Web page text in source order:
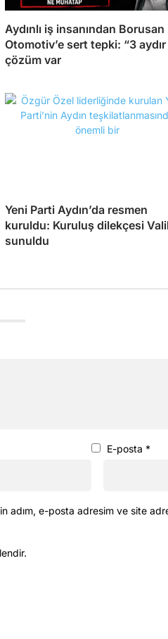
Aydınlı iş insanından Borusan
Otomotiv’e sert tepki: “3
çözüm var
Yeni Parti Aydın’da resmen
kuruldu: Kuruluş dilekçesi
sunuldu
E-posta *
adım, e-posta adresim ve site